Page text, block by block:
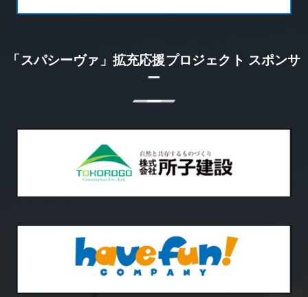
「スパシーヴァ」拡充応援プロジェクト スポンサ
ー